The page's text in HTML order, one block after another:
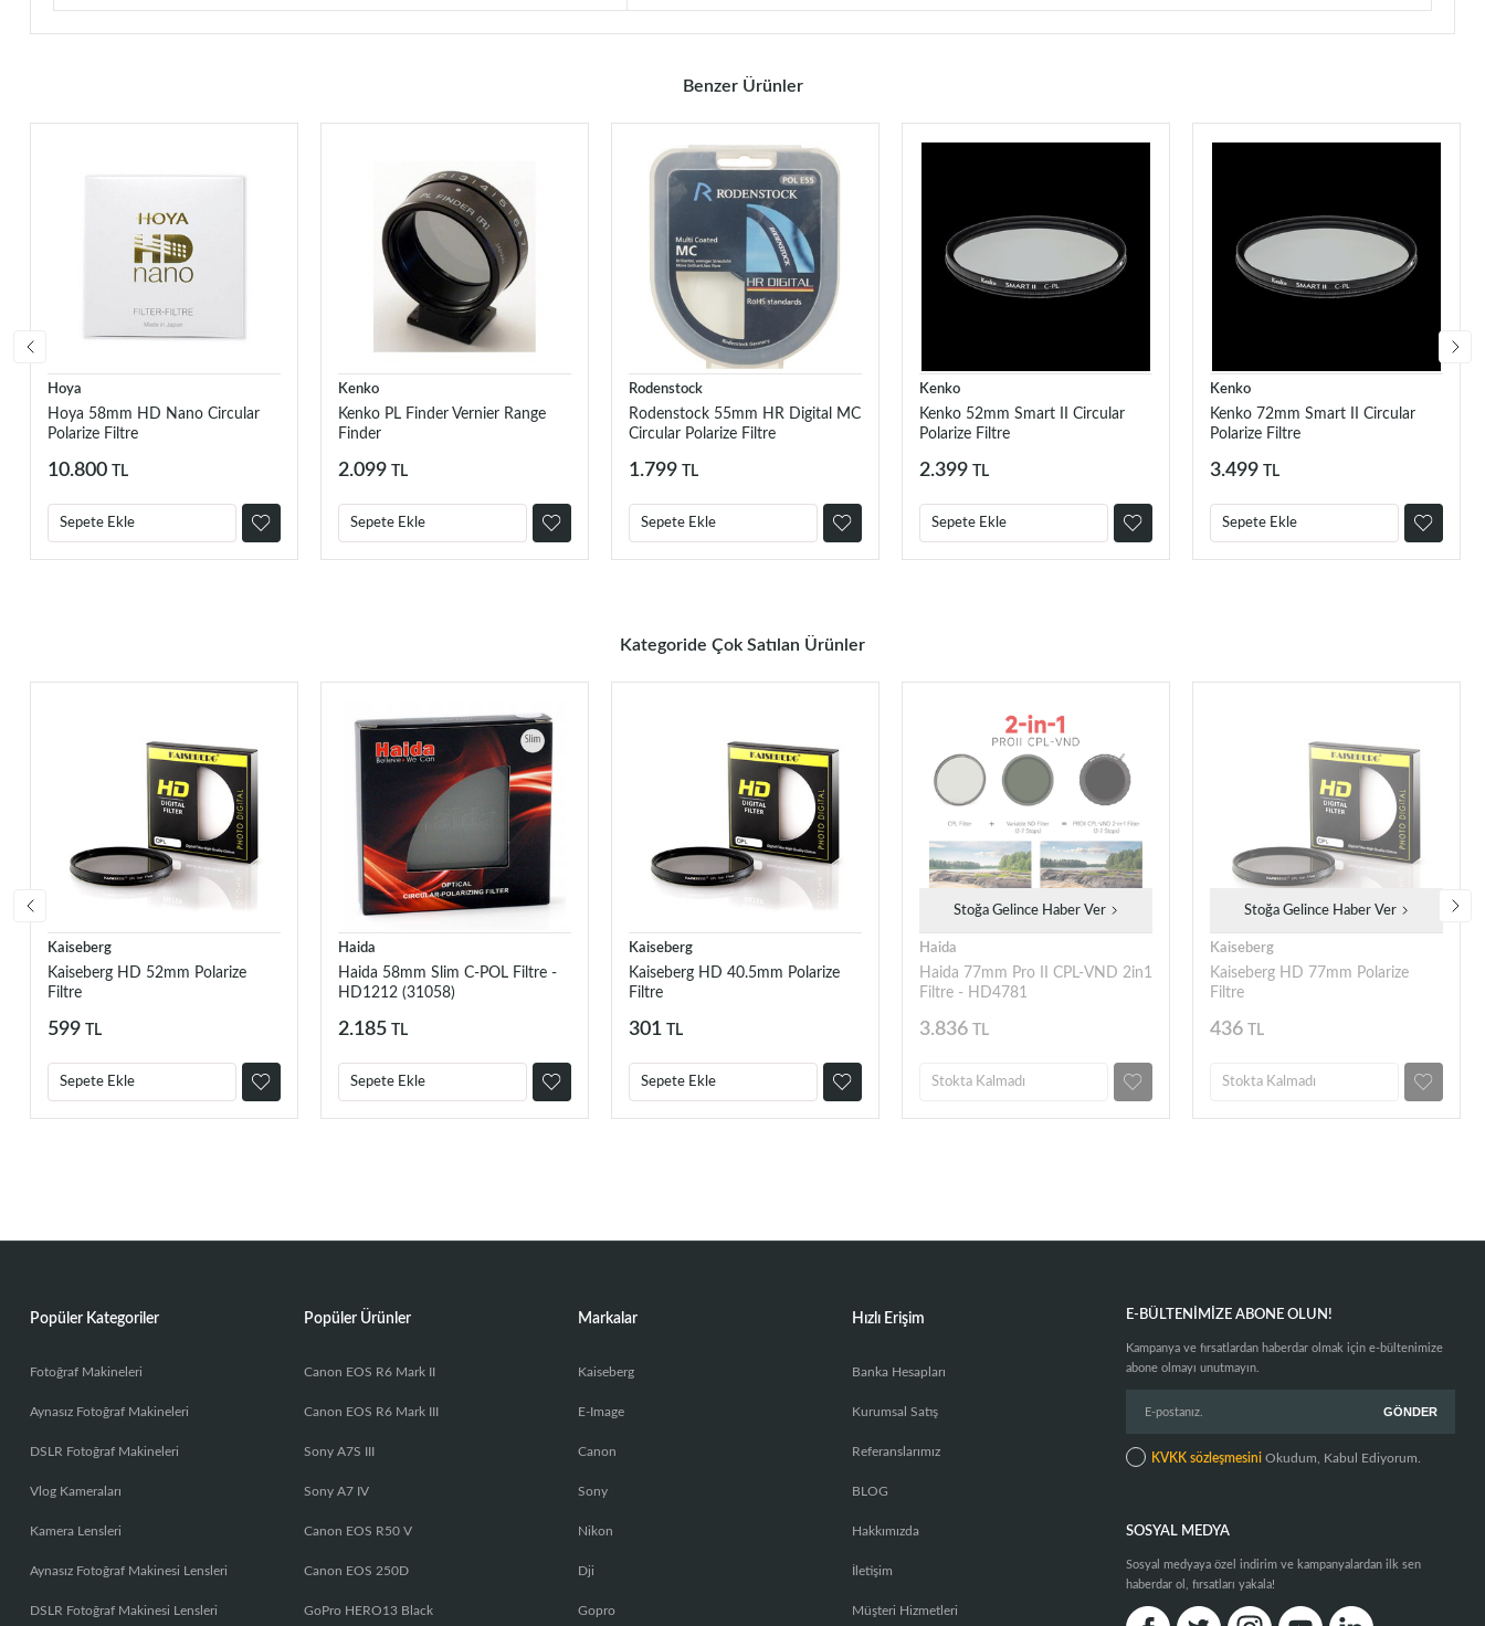
Benzer Ürünler
Hoya
Hoya 58mm HD Nano Circular
Polarize Filtre
10.800 TL
Sepete Ekle
Kenko
Kenko PL Finder Vernier Range
Finder
2.099 TL
Sepete Ekle
Rodenstock
Rodenstock 55mm HR Digital MC
Circular Polarize Filtre
1.799 TL
Sepete Ekle
Kenko
Kenko 52mm Smart II Circular
Polarize Filtre
2.399 TL
Sepete Ekle
Kenko
Kenko 72mm Smart II Circular
Polarize Filtre
3.499 TL
Sepete Ekle
Kategoride Çok Satılan Ürünler
Kaiseberg
Kaiseberg HD 52mm Polarize
Filtre
599 TL
Sepete Ekle
Haida
Haida 58mm Slim C-POL Filtre -
HD1212 (31058)
2.185 TL
Sepete Ekle
Kaiseberg
Kaiseberg HD 40.5mm Polarize
Filtre
301 TL
Sepete Ekle
Stoğa Gelince Haber Ver
Haida
Haida 77mm Pro II CPL-VND 2in1
Filtre - HD4781
3.836 TL
Stokta Kalmadı
Stoğa Gelince Haber Ver
Kaiseberg
Kaiseberg HD 77mm Polarize
Filtre
436 TL
Stokta Kalmadı
Popüler Kategoriler
Fotoğraf Makineleri
Aynasız Fotoğraf Makineleri
DSLR Fotoğraf Makineleri
Vlog Kameraları
Kamera Lensleri
Aynasız Fotoğraf Makinesi Lensleri
DSLR Fotoğraf Makinesi Lensleri
Popüler Ürünler
Canon EOS R6 Mark II
Canon EOS R6 Mark III
Sony A7S III
Sony A7 IV
Canon EOS R50 V
Canon EOS 250D
GoPro HERO13 Black
Markalar
Kaiseberg
E-Image
Canon
Sony
Nikon
Dji
Gopro
Hızlı Erişim
Banka Hesapları
Kurumsal Satış
Referanslarımız
BLOG
Hakkımızda
İletişim
Müşteri Hizmetleri
E-BÜLTENIMIZE ABONE OLUN!
Kampanya ve fırsatlardan haberdar olmak için e-bültenimize
abone olmayı unutmayın.
KVKK sözleşmesini Okudum, Kabul Ediyorum.
SOSYAL MEDYA
Sosyal medyaya özel indirim ve kampanyalardan ilk sen
haberdar ol, fırsatları yakala!